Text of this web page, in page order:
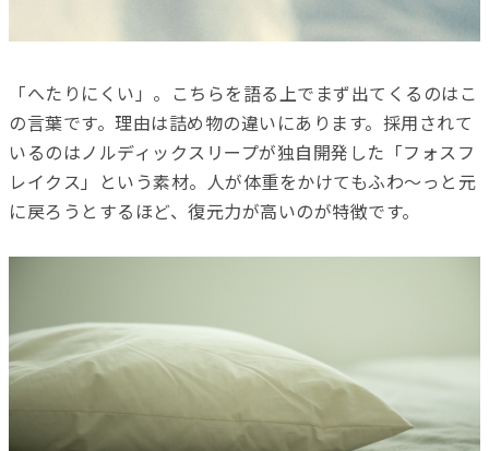
「へたりにくい」。こちらを語る上でまず出てくるのはこ
の言葉です。理由は詰め物の違いにあります。採用されて
いるのはノルディックスリープが独自開発した「フォスフ
レイクス」という素材。人が体重をかけてもふわ～っと元
に戻ろうとするほど、復元力が高いのが特徴です。